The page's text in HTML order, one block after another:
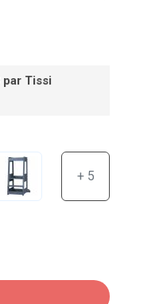
par Tissi
+ 5